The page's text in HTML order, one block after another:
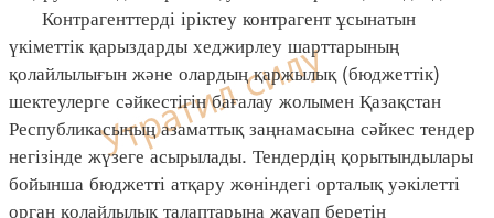
Контрагенттерді іріктеу контрагент ұсынатын
үкіметтік қарыздарды хеджирлеу шарттарының
қолайлылығын және олардың қаржылық (бюджеттік)
шектеулерге сәйкестігін бағалау жолымен Қазақстан
Республикасының азаматтық заңнамасына сәйкес тендер
негізінде жүзеге асырылады. Тендердің қорытындылары
бойынша бюджетті атқару жөніндегі орталық уәкілетті
орган қолайлылық талаптарына жауап беретін